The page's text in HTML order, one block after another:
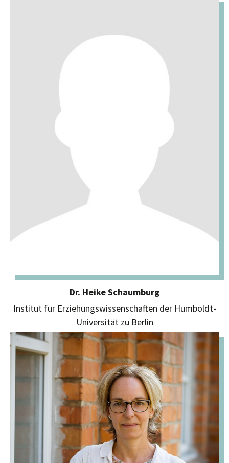
Dr. Heike Schaumburg
Institut für Erziehungswissenschaften der Humboldt-
Universität zu Berlin